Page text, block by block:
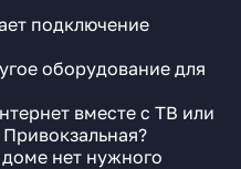
подключение
оборудование для
вместе с ТВ или
нет нужного